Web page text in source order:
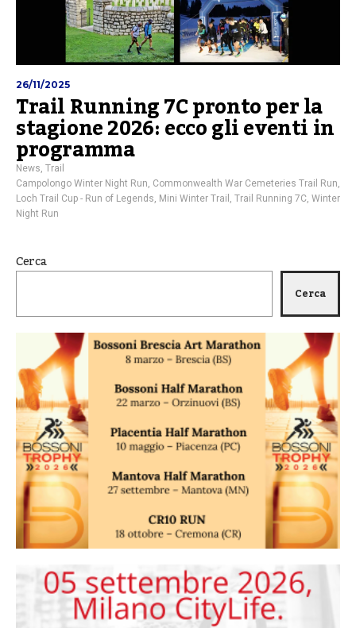
26/11/2025
Trail Running 7C pronto per la
stagione 2026: ecco gli eventi in
programma
News, Trail
Campolongo Winter Night Run, Commonwealth War Cemeteries Trail Run,
Loch Trail Cup - Run of Legends, Mini Winter Trail , Trail Running 7C, Winter
Night Run
Cerca
Cerca